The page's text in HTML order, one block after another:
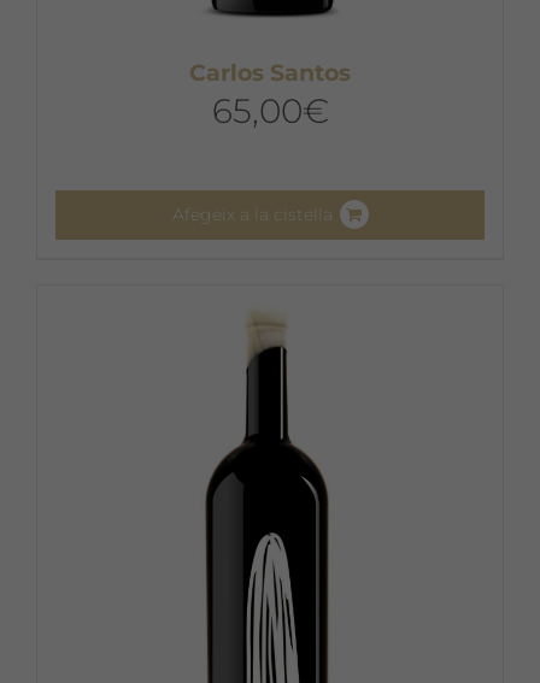
Carlos Santos
65,00€
Afegeix a la cistella